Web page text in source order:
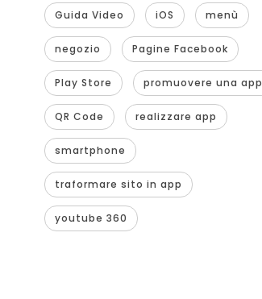
Guida Video iOS menù
negozio Pagine Facebook
Play Store promuovere una app
QR Code realizzare app
smartphone
traformare sito in app
youtube 360